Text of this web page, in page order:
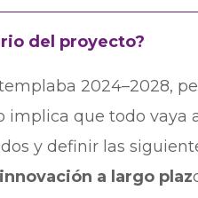
del proyecto?
2024–2028,
implica que todo vaya
y definir las
a largo plaz